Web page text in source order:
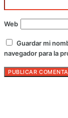
Web
Guardar mi
navegador para la